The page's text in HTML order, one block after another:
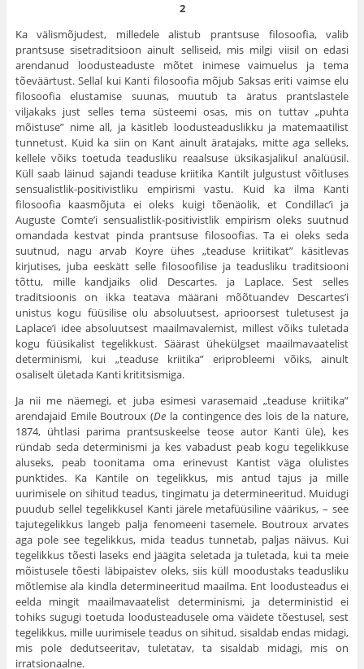
2
Ka välismõjudest, milledele alistub prantsuse filosoofia, valib
prantsuse sisetraditsioon ainult selliseid, mis milgi viisil on edasi
arendanud loodusteaduste mõtet inimese vaimuelus ja tema
tõeväär­tust. Sellal kui Kanti filosoofia mõjub Saksas eriti vaimse elu
filo­soofia elustamise suunas, muutub ta äratus prantslastele
viljakaks just selles tema süsteemi osas, mis on tuttav „puhta
mõistuse” nime all, ja käsitleb loodusteaduslikku ja matemaatilist
tunnetust. Kuid ka siin on Kant ainult äratajaks, mitte aga selleks,
kellele võiks toetuda tea­dusliku reaalsuse üksikasjalikul analüüsil.
Küll saab läinud sajandi teaduse kriitika Kantilt julgustust võitluses
sensualistlik-positivistliku empirismi vastu. Kuid ka ilma Kanti
filosoofia kaasmõjuta ei oleks kuigi tõenäolik, et Condillac’i ja
Auguste Comte’i sensualistlik-positivistlik empirism oleks suutnud
omandada kestvat pinda prant­suse filosoofias. Ta ei oleks seda
suutnud, nagu arvab Koyre ühes „teaduse kriitikat” käsitlevas
kirjutises, juba eeskätt selle filosoofilise ja teadusliku traditsiooni
tõttu, mille kandjaiks olid Descartes. ja Laplace. Sest selles
traditsioonis on ikka teatava määrani mõõtu­andev Descartes’i
unistus kogu füüsilise olu absoluutsest, aprioorsest tuletusest ja
Laplace’i idee absoluutsest maailmavalemist, millest võiks tuletada
kogu füüsikalist tegelikkust. Säärast ühekülgset maa­ilmavaatelist
determinismi, kui „teaduse kriitika” eriprobleemi võiks, ainult
osaliselt ületada Kanti krititsismiga.
Ja nii me näemegi, et juba esimesi varasemaid „teaduse kriitika”
arendajaid Emile Boutroux (De la contingence des lois de la nature,
1874, ühtlasi parima prantsuskeelse teose autor Kanti üle), kes
ründab seda determinismi ja kes vabadust peab kogu tegelikkuse
aluseks, peab toonitama oma erinevust Kantist väga olulistes
punktides. Ka Kantile on tegelikkus, mis antud tajus ja mille
uurimisele on sihitud teadus, tingimatu ja determineeritud. Muidugi
puudub sellel tegelik­kusel Kanti järele metafüüsiline väärikus, – see
tajutegelikkus langeb palja fenomeeni tasemele. Boutroux arvates
aga pole see tege­likkus, mida teadus tunnetab, paljas näivus. Kui
tegelikkus tõesti la­seks end jäägita seletada ja tuletada, kui ta meie
mõistusele tõesti läbipaistev oleks, siis küll moodustaks teadusliku
mõtlemise ala kindla determineeritud maailma. Ent loodusteadus ei
eelda mingit maailmavaatelist determinismi, ja deterministid ei
tohiks sugugi toetuda loo­dusteadusele oma väidete tõestusel, sest
tegelikkus, mille uurimisele teadus on sihitud, sisaldab endas midagi,
mis pole dedutseeritav, tule­tatav, ta sisaldab midagi, mis on
irratsionaalne.